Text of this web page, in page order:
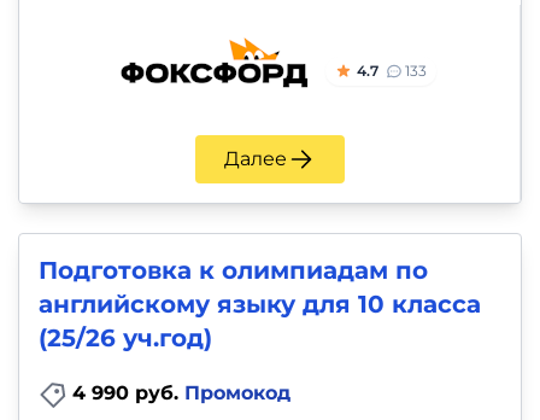
4.7 133
Далее
Подготовка к олимпиадам по
английскому языку для 10 класса
(25/26 уч.год)
4 990 руб. Промокод